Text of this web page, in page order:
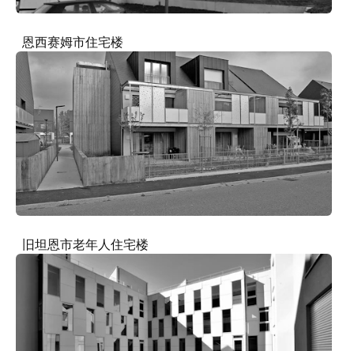
恩西赛姆市住宅楼
旧坦恩市老年人住宅楼